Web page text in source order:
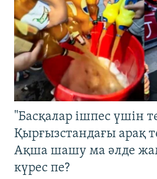
"Басқалар ішпес үшін
Қырғызстандағы арақ
Ақша шашу ма әлде
күрес пе?